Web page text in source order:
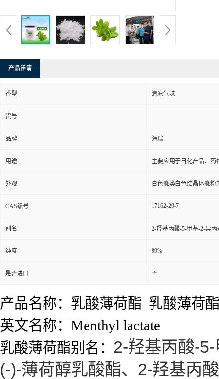
产品详请
香型 清凉气味
货号
品牌 海瑞
用途 主要应用于日化产品、药
外观 白色憃类白色结晶体憃粉
CAS编号 17162-29-7
别名 2-羟基丙酸-5-甲基-2-异
纯度 99%
是否进口 否
产品名称：乳酸薄荷酯 乳酸薄荷酯
英文名称：Menthyl lactate
乳酸薄荷酯别名： 2-羟基丙酸-
(-)-薄荷醇乳酸酯、2-羟基丙